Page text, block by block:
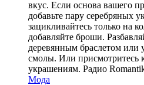
вкус. Если основа вашего
добавьте пару серебряных
зацикливайтесь только на
добавляйте броши.
деревянным браслетом или
смолы. Или присмотритесь
украшениям. Радио
Мода